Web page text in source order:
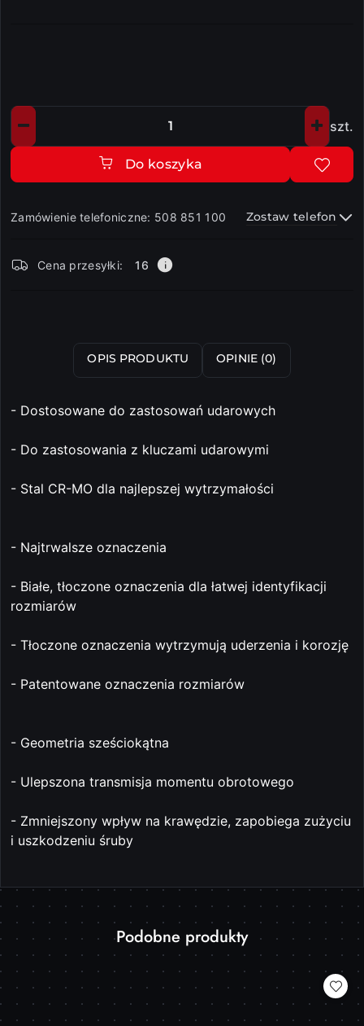
Ilość szt.
Do koszyka
Zamówienie telefoniczne: 508 851 100 Zostaw telefon
i
Cena przesyłki: 16
OPIS PRODUKTU OPINIE (0)
- Dostosowane do zastosowań udarowych
- Do zastosowania z kluczami udarowymi
- Stal CR-MO dla najlepszej wytrzymałości
- Najtrwalsze oznaczenia
- Białe, tłoczone oznaczenia dla łatwej identyfikacji
rozmiarów
- Tłoczone oznaczenia wytrzymują uderzenia i korozję
- Patentowane oznaczenia rozmiarów
- Geometria sześciokątna
- Ulepszona transmisja momentu obrotowego
- Zmniejszony wpływ na krawędzie, zapobiega zużyciu
i uszkodzeniu śruby
Pomiń karuzelę produktów
Produkty
statusie:
Podobne produkty